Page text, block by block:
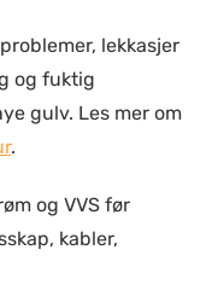
lekkasjer
og fuktig
gulv. Les mer om
.
og VVS før
kabler,